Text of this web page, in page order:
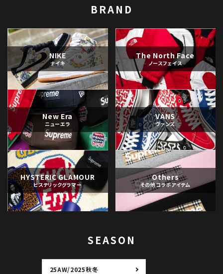
BRAND
NIKE
ナイキ
The North Face
ノースフェイス
New Era
ニューエラ
VANS
ヴァンズ
HYSTERIC GLAMOUR
ヒステリックグラマー
Others
その他コラボアイテム
SEASON
25AW/2025秋冬